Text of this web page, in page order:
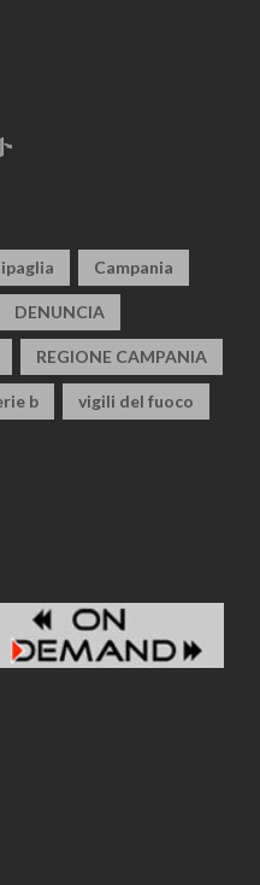
Campania
DENUNCIA
REGIONE CAMPANIA
b vigili del fuoco